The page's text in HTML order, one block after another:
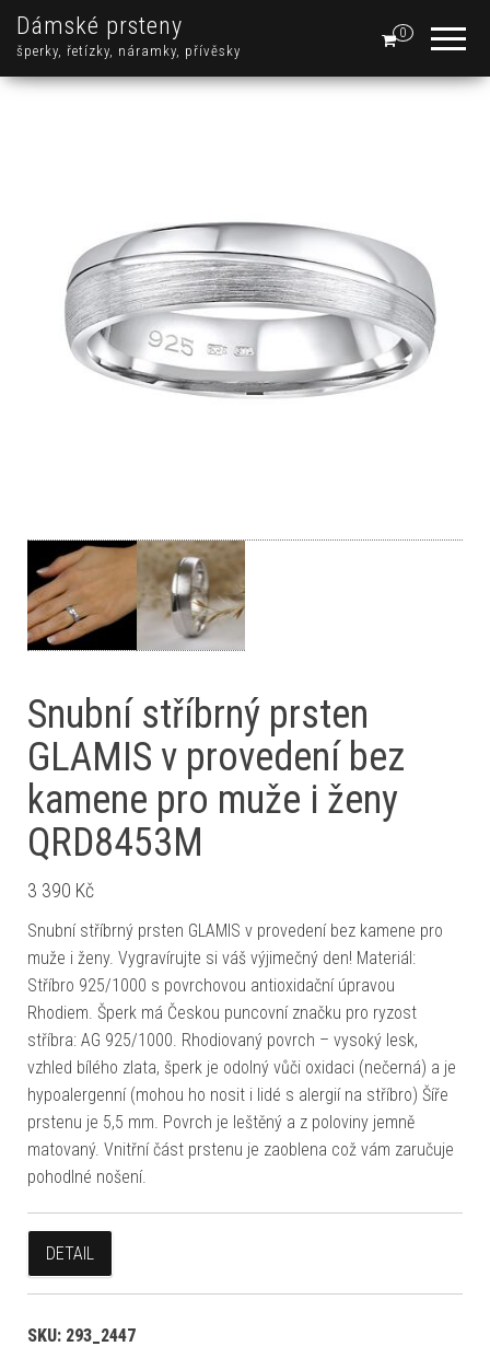
Dámské prsteny
šperky, řetízky, náramky, přívěsky
0
Snubní stříbrný prsten
GLAMIS v provedení bez
kamene pro muže i ženy
QRD8453M
3 390 Kč
Snubní stříbrný prsten GLAMIS v provedení bez kamene pro
muže i ženy. Vygravírujte si váš výjimečný den! Materiál:
Stříbro 925/1000 s povrchovou antioxidační úpravou
Rhodiem. Šperk má Českou puncovní značku pro ryzost
stříbra: AG 925/1000. Rhodiovaný povrch – vysoký lesk,
vzhled bílého zlata, šperk je odolný vůči oxidaci (nečerná) a je
hypoalergenní (mohou ho nosit i lidé s alergií na stříbro) Šíře
prstenu je 5,5 mm. Povrch je leštěný a z poloviny jemně
matovaný. Vnitřní část prstenu je zaoblena což vám zaručuje
pohodlné nošení.
DETAIL
SKU: 293_2447